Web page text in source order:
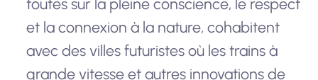
toutes sur la pleine conscience, le respect
et la connexion à la nature, cohabitent
avec des villes futuristes où les trains à
grande vitesse et autres innovations de